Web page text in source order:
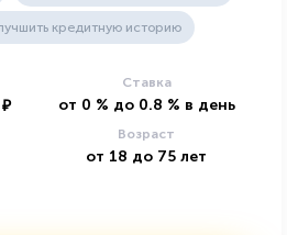
кредитную историю
₽
Ставка
от 0 % до 0.8 % в день
Возраст
от 18 до 75 лет